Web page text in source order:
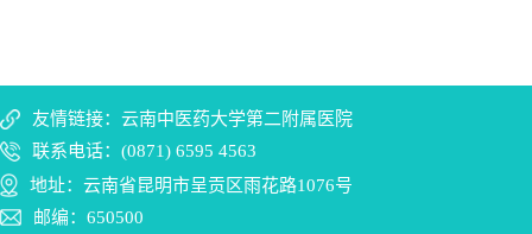
友情链接：云南中医药大学第二附属医院
联系电话：(0871) 6595 4563
地址：云南省昆明市呈贡区雨花路1076号
邮编：650500